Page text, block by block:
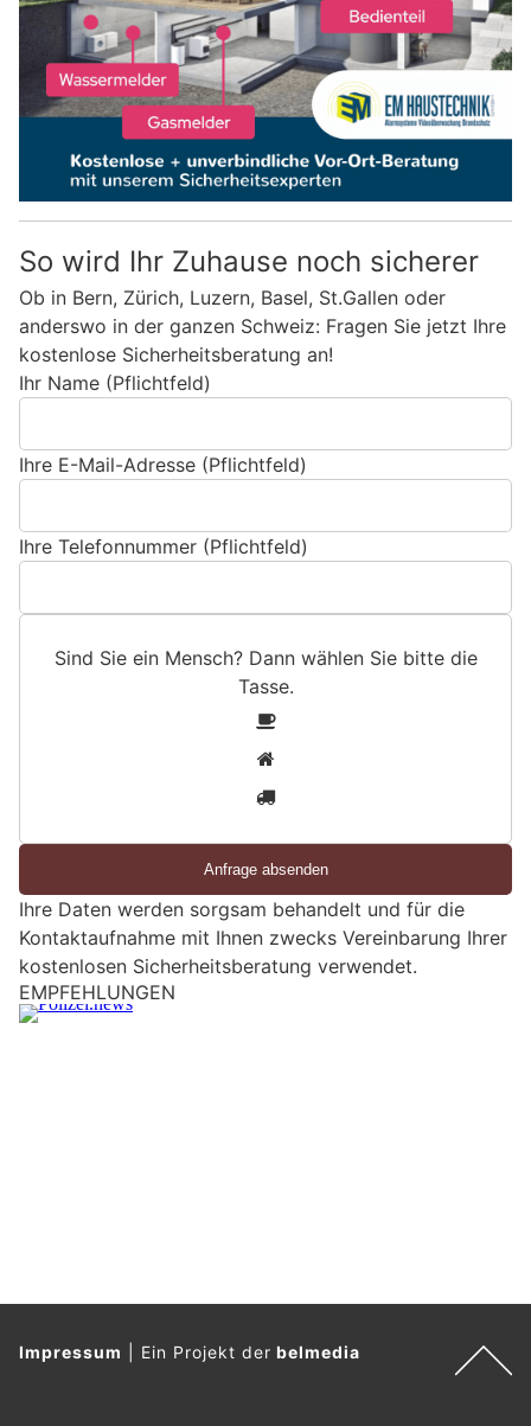
So wird Ihr Zuhause noch sicherer
Ob in Bern, Zürich, Luzern, Basel, St.Gallen oder
anderswo in der ganzen Schweiz: Fragen Sie jetzt Ihre
kostenlose Sicherheitsberatung an!
Ihr Name (Pflichtfeld)
Ihre E-Mail-Adresse (Pflichtfeld)
Ihre Telefonnummer (Pflichtfeld)
Sind Sie ein Mensch? Dann wählen Sie bitte die
Tasse.
e
i
n
M
w
h
Ihre Daten werden sorgsam behandelt und für die
Kontaktaufnahme mit Ihnen zwecks Vereinbarung Ihrer
kostenlosen Sicherheitsberatung verwendet.
EMPFEHLUNGEN
Impressum Ein Projekt derbelmedia